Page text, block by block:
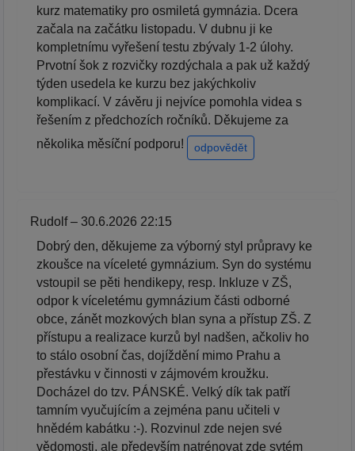
kurz matematiky pro osmiletá gymnázia. Dcera
začala na začátku listopadu. V dubnu ji ke
kompletnímu vyřešení testu zbývaly 1-2 úlohy.
Prvotní šok z rozvičky rozdýchala a pak už každý
týden usedela ke kurzu bez jakýchkoliv
komplikací. V závěru ji nejvíce pomohla videa s
řešením z předchozích ročníků. Děkujeme za
několika měsíční podporu!
odpovědět
Rudolf – 30.6.2026 22:15
Dobrý den, děkujeme za výborný styl průpravy ke
zkoušce na víceleté gymnázium. Syn do systému
vstoupil se pěti hendikepy, resp. Inkluze v ZŠ,
odpor k víceletému gymnázium části odborné
obce, zánět mozkových blan syna a přístup ZŠ. Z
přístupu a realizace kurzů byl nadšen, ačkoliv ho
to stálo osobní čas, dojíždění mimo Prahu a
přestávku v činnosti v zájmovém kroužku.
Docházel do tzv. PÁNSKÉ. Velký dík tak patří
tamním vyučujícím a zejména panu učiteli v
hnědém kabátku :-). Rozvinul zde nejen své
vědomosti, ale především natrénovat zde sytém